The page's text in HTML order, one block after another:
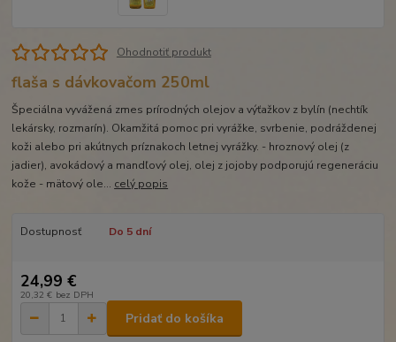
Ohodnotiť produkt
flaša s dávkovačom 250ml
Špeciálna vyvážená zmes prírodných olejov a výťažkov z bylín (nechtík
lekársky, rozmarín). Okamžitá pomoc pri vyrážke, svrbenie, podráždenej
koži alebo pri akútnych príznakoch letnej vyrážky. - hroznový olej (z
jadier), avokádový a mandľový olej, olej z jojoby podporujú regeneráciu
kože - mätový ole... celý popis
Dostupnosť Do 5 dní
24,99 €
20,32 € bez DPH
Pridať do košíka